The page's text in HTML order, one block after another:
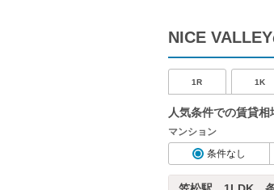
NICE
1R 1K
人気条件での賃貸相
マンション
条件なし